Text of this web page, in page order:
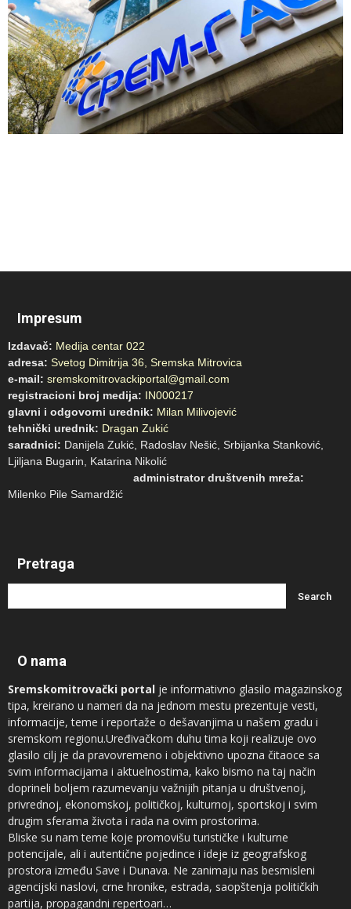
Impresum
Izdavač: Medija centar 022
adresa: Svetog Dimitrija 36, Sremska Mitrovica
e-mail: sremskomitrovackiportal@gmail.com
registracioni broj medija: IN000217
glavni i odgovorni urednik: Milan Milivojević
tehnički urednik: Dragan Zukić
saradnici: Danijela Zukić, Radoslav Nešić, Srbijanka Stanković,
Ljiljana Bugarin, Katarina Nikolić
administrator društvenih mreža:
Milenko Pile Samardžić
Pretraga
O nama
Sremskomitrovački portal je informativno glasilo magazinskog
tipa, kreirano u nameri da na jednom mestu prezentuje vesti,
informacije, teme i reportaže o dešavanjima u našem gradu i
sremskom regionu.Uređivačkom duhu tima koji realizuje ovo
glasilo cilj je da pravovremeno i objektivno upozna čitaoce sa
svim informacijama i aktuelnostima, kako bismo na taj način
doprineli boljem razumevanju važnijih pitanja u društvenoj,
privrednoj, ekonomskoj, političkoj, kulturnoj, sportskoj i svim
drugim sferama života i rada na ovim prostorima.
Bliske su nam teme koje promovišu turističke i kulturne
potencijale, ali i autentične pojedince i ideje iz geografskog
prostora između Save i Dunava. Ne zanimaju nas besmisleni
agencijski naslovi, crne hronike, estrada, saopštenja političkih
partija, propagandni repertoari…